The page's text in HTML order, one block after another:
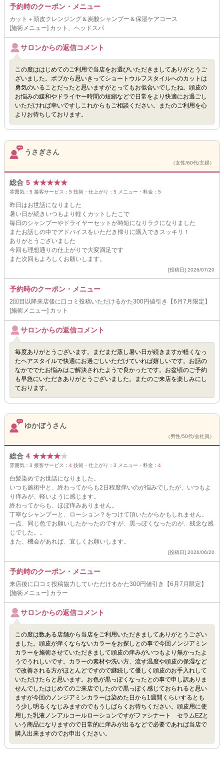
予約時のクーポン・メニュー
カット＋頭皮クレンジング＆炭酸シャンプー＆保湿ケアコース
[施術メニュー] カット、ヘッドスパ
サロンからの返信コメント
この度ははじめてのご利用で当店をお選びいただきましてありがとうご
ざいました。ボブから思いきってショートウルフスタイルへのカットは
勇気のいることだったと思いますがとってもお似合いでしたね。頭皮の
お悩みの緩和やドライヤー時間の短縮などで日常をより快適にお過ごし
いただければ幸いですしこれからもご相談ください。またのご利用を心
よりお待ちしております。
うさぎさん
（女性/60代/主婦）
総合 5 ★★★★★
雰囲気： 5 接客サービス： 5 技術・仕上がり： 5 メニュー・料金： 5
昨日はお世話になりました
暑い日が続きいつもより軽くカットしたこで
毎日のシャンプーやドライヤーセットが時短になりラクになりました
またお話しの中でアドバイスをいただき帰りに購入できスッキリ！
ありがとうございました
今回も理想通りの仕上がりで大変満足です
また次回もよろしくお願いします。
[投稿日] 2026/07/20
予約時のクーポン・メニュー
2回目以降来店後に口コミ投稿いただけるかた300円値引き【6月7月限定】
[施術メニュー] カット
サロンからの返信コメント
毎度ありがとうございます。まだまだ蒸し暑い日が続きますが軽くなっ
たヘアスタイルで快適にお過ごしいただけていれば嬉しいです。お話の
なかででたお悩みはご解決されたようで良かったです。お盆頃のご予約
も早急にいただきありがとうございました。またのご来店を楽しみにし
ております。
ゆかぼうさん
（男性/50代/会社員）
総合 4 ★★★★★
雰囲気： 3 接客サービス： 4 技術・仕上がり： 3 メニュー・料金： 4
白髪染めでお世話になりました。
いつも施術中と、終わってからも2日程度痒いのが悩みでしたが、いつもよ
り痒みが、軽いように感じます。
終わってからも、ほぼ痒みありません。
丁寧なシャンプーと、ローション？をつけて頂いたからかもしれません。
一点、同じ色でお願いしたかったのですが、黒っぽくなったのが、残念な感
じでした。。
また、機会があれば、宜しくお願いします。
[投稿日] 2026/06/20
予約時のクーポン・メニュー
来店後に口コミ投稿協力していただけるかた300円値引き【6月7月限定】
[施術メニュー] カラー
サロンからの返信コメント
この度は数ある店舗から当店をご利用いただきましてありがとうござい
ました。頭皮が痒くならないカラーをお探しとの事で今回ノンジアミン
カラーを施術させていただきまして頭皮の痒みがいつもより無かったよ
うでうれしいです。カラーの素材や洗い方、流す温度や頭皮の保湿など
で改善される方がほとんどですので継続して優しく頭皮のお手入れして
いただけたらと思います。お色が黒っぽくなったとの事で申し訳ありま
せんでしたはじめてのご来店でしたので黒っぽく感じておられると思い
ますが今回のノンジアミンカラーは染めた日から1週間くらいするとも
う少し明るくなじみますのでもうしばらくお待ちください。頭皮用に使
用した乳液ノンアルコールローションですがファシナート セラムEZと
いう商品になりますので日常的に痒みが出るなどで必要であれば当店で
購入出来ますのでお申出ください。